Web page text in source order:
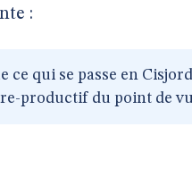
:
ce qui se passe en
productif du point de